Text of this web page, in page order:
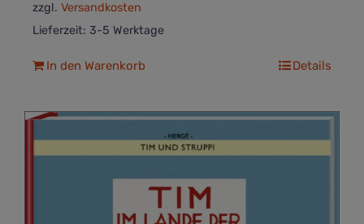
zzgl. Versandkosten
Lieferzeit: 3-5 Werktage
In den Warenkorb Details